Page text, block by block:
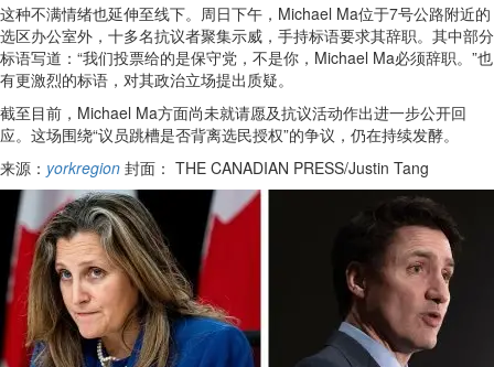
这种不满情绪也延伸至线下。周日下午，Michael Ma位于7号公路附近的
选区办公室外，十多名抗议者聚集示威，手持标语要求其辞职。其中部分
标语写道：“我们投票给的是保守党，不是你，Michael Ma必须辞职。”也
有更激烈的标语，对其政治立场提出质疑。
截至目前，Michael Ma方面尚未就请愿及抗议活动作出进一步公开回
应。这场围绕“议员跳槽是否背离选民授权”的争议，仍在持续发酵。
来源： yorkregion 封面： THE CANADIAN PRESS/Justin Tang